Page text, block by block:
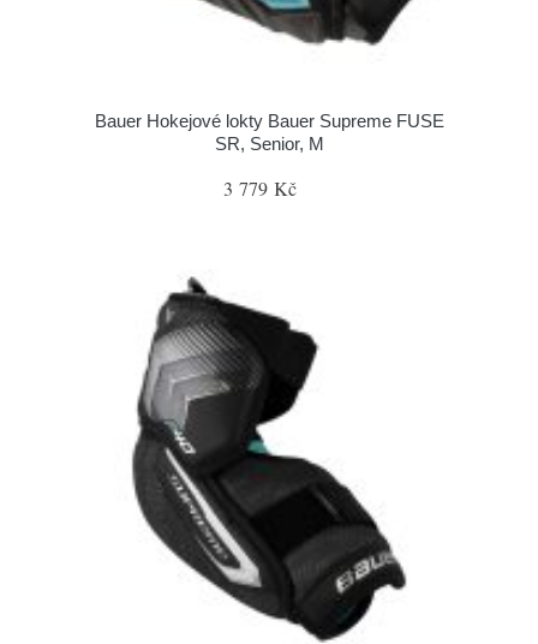
Bauer Hokejové lokty Bauer Supreme FUSE
SR, Senior, M
3 779 Kč